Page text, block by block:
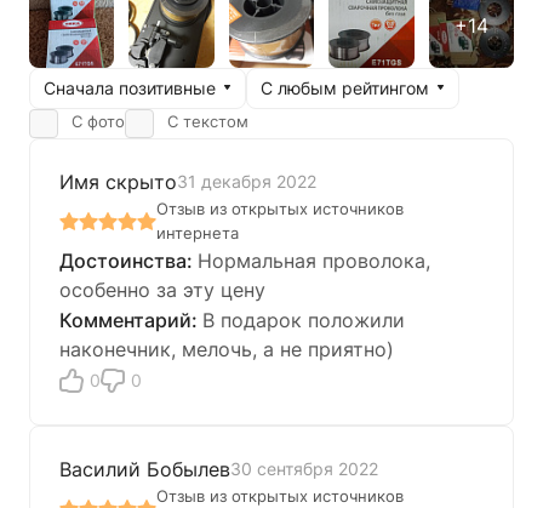
Сначала позитивные С любым рейтингом
С фото С текстом
Имя скрыто31 декабря 2022
Отзыв из открытых источников
интернета
Нормальная проволока,
особенно за эту цену
В подарок положили
наконечник, мелочь, а не приятно)
0 0
Василий Бобылев30 сентября 2022
Отзыв из открытых источников